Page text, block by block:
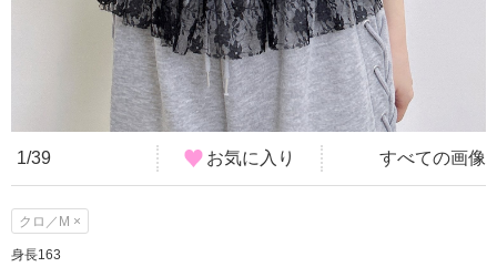
1/39 お気に入り すべての画像
クロ／M ×
身長163